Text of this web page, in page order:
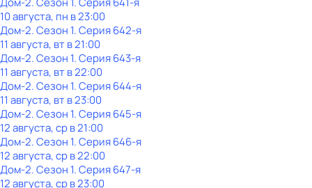
10 августа, пн в 23:00
Дом-2. Сезон 1. Серия 642-я
11 августа, вт в 21:00
Дом-2. Сезон 1. Серия 643-я
11 августа, вт в 22:00
Дом-2. Сезон 1. Серия 644-я
11 августа, вт в 23:00
Дом-2. Сезон 1. Серия 645-я
12 августа, ср в 21:00
Дом-2. Сезон 1. Серия 646-я
12 августа, ср в 22:00
Дом-2. Сезон 1. Серия 647-я
12 августа, ср в 23:00